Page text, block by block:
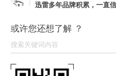
迅雷多年品牌积累，一直
或许您还想了解 ？